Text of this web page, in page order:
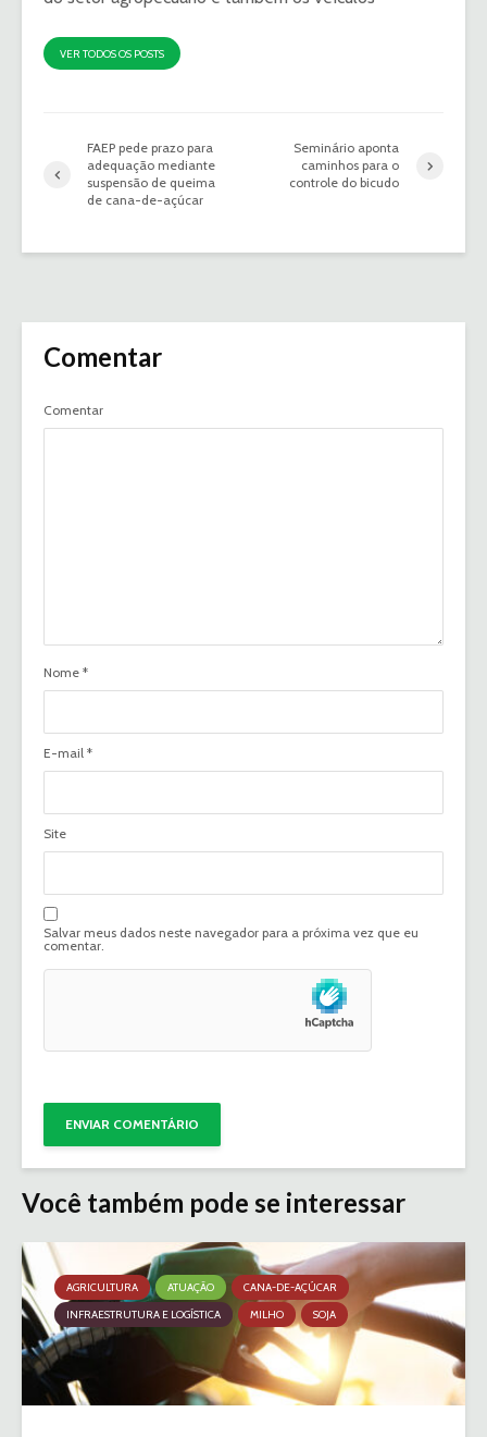
VER TODOS OS POSTS
FAEP pede prazo para
adequação mediante
suspensão de queima
de cana-de-açúcar
Seminário aponta
caminhos para o
controle do bicudo
Comentar
Comentar
Nome *
E-mail *
Site
Salvar meus dados neste navegador para a próxima vez que eu
comentar.
Você também pode se interessar
AGRICULTURA ATUAÇÃO
CANA-DE-AÇÚCAR
INFRAESTRUTURA E LOGÍSTICA
MILHO SOJA